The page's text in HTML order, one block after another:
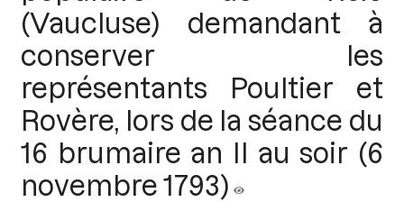
(Vaucluse) demandant à
conserver les
représentants Poultier et
Rovère, lors de la séance du
16 brumaire an II au soir (6
novembre 1793)